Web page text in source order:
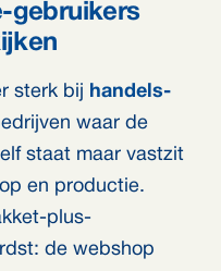
gebruikers
sterk bij handels-
waar de
staat maar vastzit
en productie.
plus-
de webshop